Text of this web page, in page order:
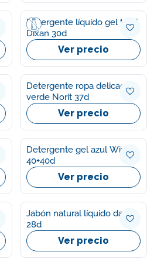
Detergente líquido gel total
Dixan 30d
Ver precio
Detergente ropa delicadas
verde Norit 37d
Ver precio
Detergente gel azul Wipp
40+40d
Ver precio
Jabón natural líquido dalia
28d
Ver precio